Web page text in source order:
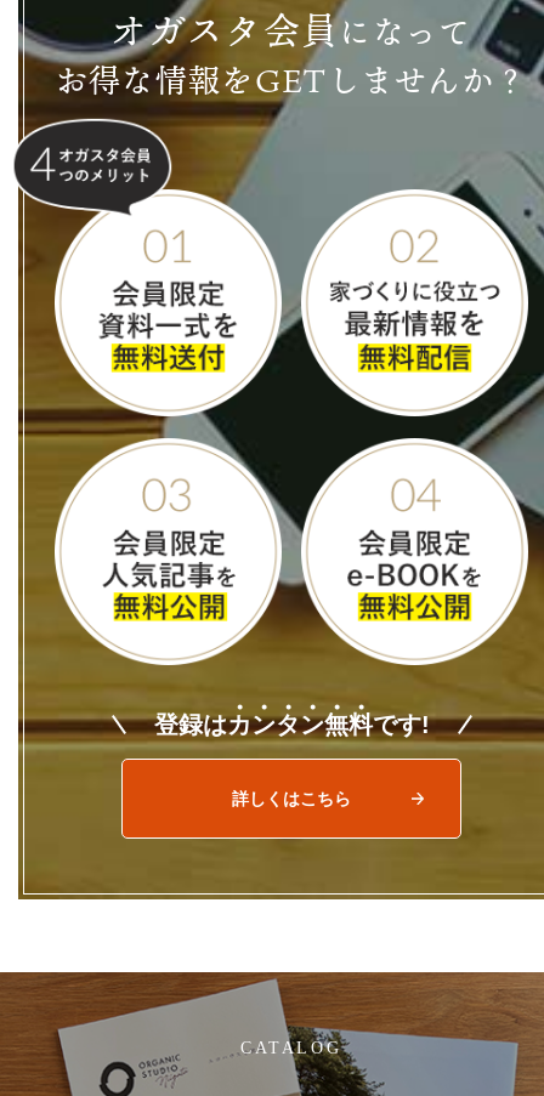
オガス タ会員になって
お得な情報をGETしませんか？
登録はカンタン無料です!
詳しくはこちら
CATALOG